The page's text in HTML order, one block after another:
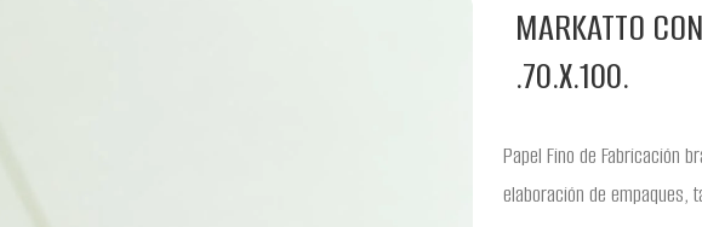
MARKATTO
.70.X.100.
Papel Fino de Fabricación
elaboración de empaques,